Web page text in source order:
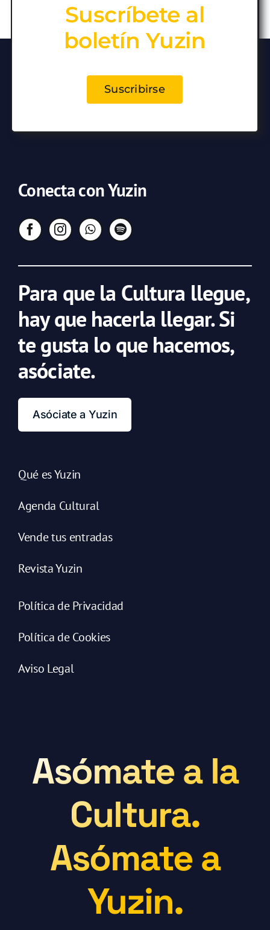
Suscríbete al
boletín Yuzin
Suscribirse
Conecta con Yuzin
Para que la Cultura llegue,
hay que hacerla llegar. Si
te gusta lo que hacemos,
asóciate.
Asóciate a Yuzin
Qué es Yuzin
Agenda Cultural
Vende tus entradas
Revista Yuzin
Política de Privacidad
Política de Cookies
Aviso Legal
Asómate a la
Cultura.
Asómate a
Yuzin.